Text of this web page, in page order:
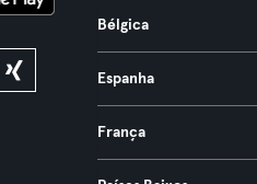
Bélgica
Espanha
França